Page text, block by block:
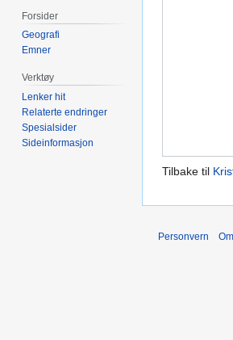
Tilbake til
Forsider
Geografi
Emner
Verktøy
Lenker hit
Relaterte endringer
Spesialsider
Sideinformasjon
Personvern